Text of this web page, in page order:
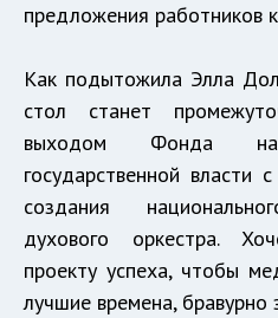
предложения работников
Как подытожила Элла
стол станет
выходом Фонда
государственной
создания
духового оркестра.
проекту успеха, чтобы
лучшие времена, бравурно